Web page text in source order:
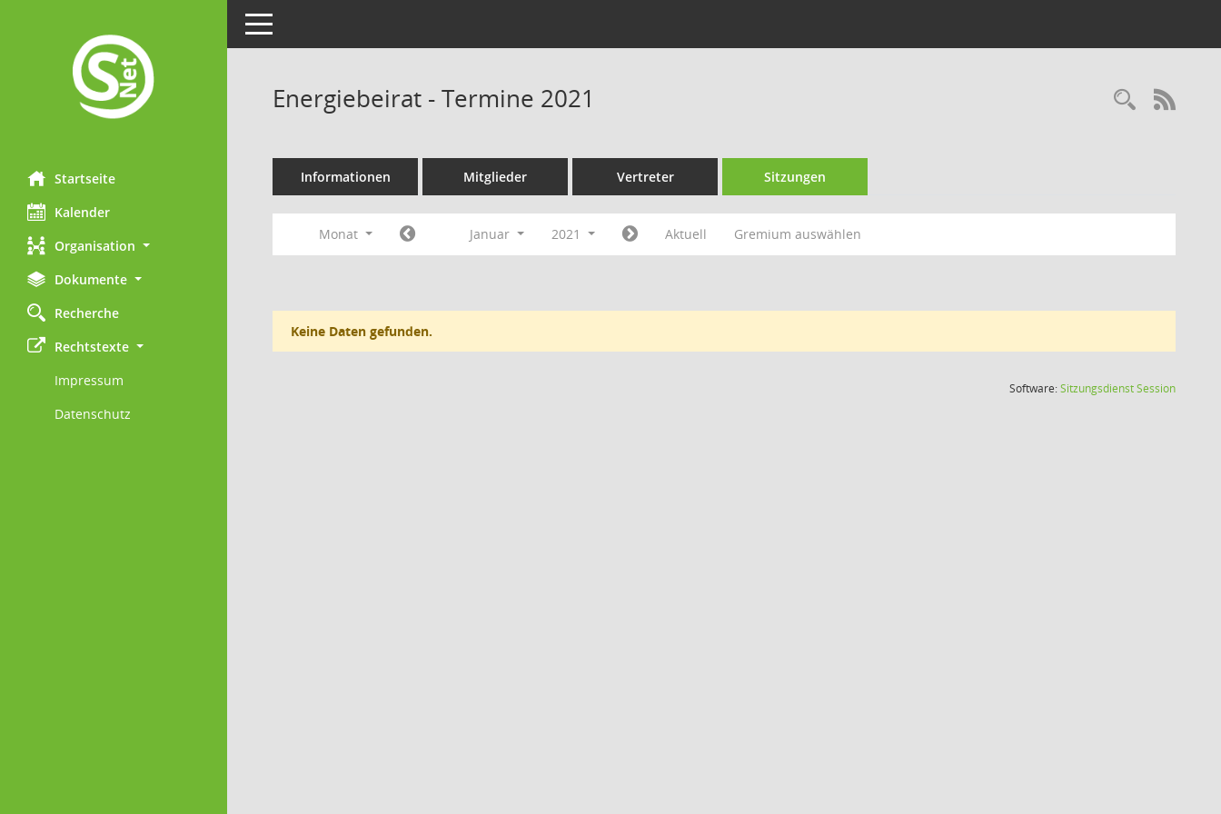
Startseite
Kalender
Organisation
Dokumente
Recherche
Rechtstexte
Impressum
Datenschutz
Toggle navigation
Energiebeirat - Termine 2021
Informationen Mitglieder Vertreter Sitzungen
Monat Januar 2021 Aktuell Gremium auswählen
Keine Daten gefunden.
Software:SitzungsdienstSession(Wird in